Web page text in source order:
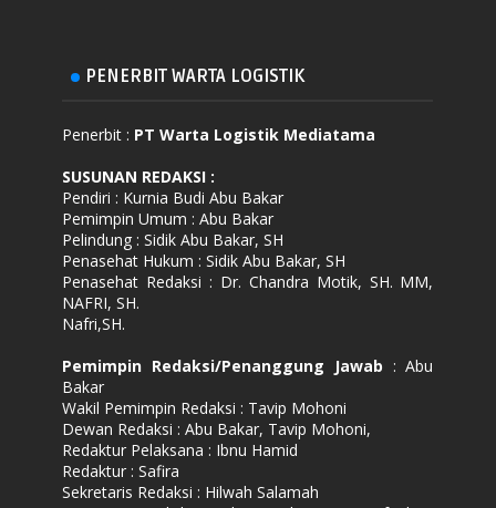
PENERBIT WARTA LOGISTIK
Penerbit : PT Warta Logistik Mediatama
SUSUNAN REDAKSI :
Pendiri : Kurnia Budi Abu Bakar
Pemimpin Umum : Abu Bakar
Pelindung : Sidik Abu Bakar, SH
Penasehat Hukum : Sidik Abu Bakar, SH
Penasehat Redaksi : Dr. Chandra Motik, SH. MM,
NAFRI, SH.
Nafri,SH.
Pemimpin Redaksi/Penanggung Jawab : Abu
Bakar
Wakil Pemimpin Redaksi : Tavip Mohoni
Dewan Redaksi : Abu Bakar, Tavip Mohoni,
Redaktur Pelaksana : Ibnu Hamid
Redaktur : Safira
Sekretaris Redaksi : Hilwah Salamah